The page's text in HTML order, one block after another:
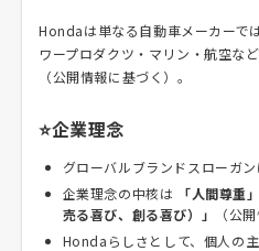
Hondaは単なる自動車メーカーで
ワープロダクツ・マリン・航空な
（公開情報に基づく）。
⭐企業理念
グローバルブランドスローガ
企業理念の中核は
「人間尊重」
売る喜び、創る喜び）」
（公
Hondaらしさとして、個人の